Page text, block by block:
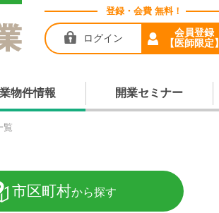
登録・会費 無料！
ログイン
会員登録
【医師限定】
物件情報 開業セミナー
覧
市区町村から探す